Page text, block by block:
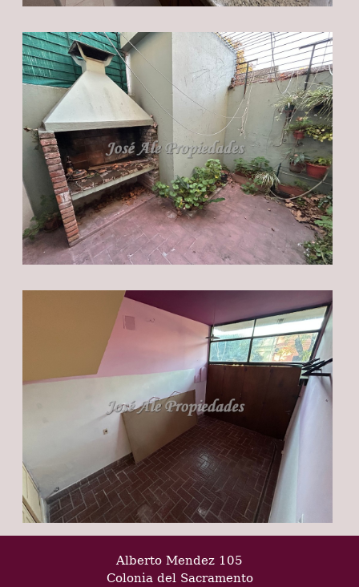
Alberto Mendez 105
Colonia del Sacramento